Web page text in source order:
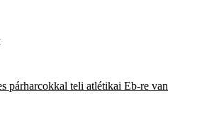
párharcokkal teli atlétikai Eb-re van